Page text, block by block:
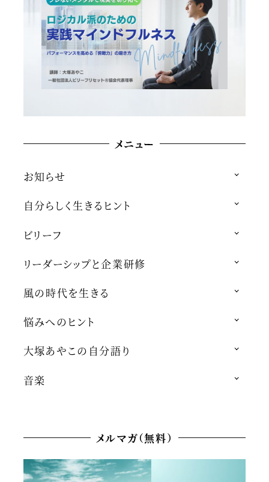
メニュー
お知らせ
自分らしく生きるヒント
ビリーフ
リーダーシップと企業研修
風の時代を生きる
悩みへのヒント
大塚あやこの自分語り
音楽
メルマガ（無料）